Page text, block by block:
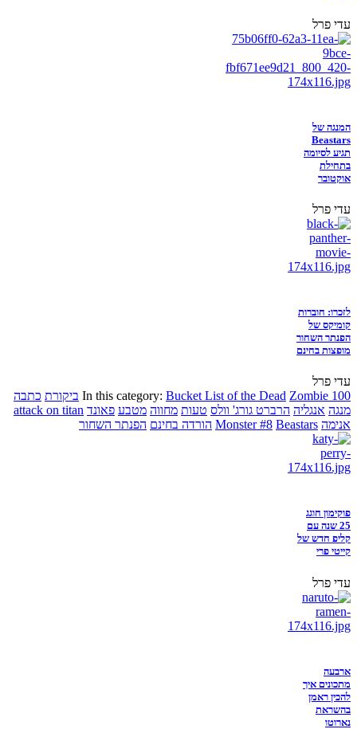
עדי פרל
המנגה של
Beastars
תגיע לסיומה
בתחילת
אוקטובר
עדי פרל
לזכרו: חוברות
קומיקס של
הפנתר השחור
מופצות בחינם
עדי פרל
In this category: Bucket List of the Dead Zombie 100 ביקורת כתבה
מנגה אנגליה הרברט גורג' וולס טעות מחווה מטבע פאונד attack on titan
אנימה
Monster #8 Beastars הורדה בחינם הפנתר השחור
פוקימון חוגג
25 שנה עם
קליפ חדש של
קייטי פרי
עדי פרל
ארבעה
מתכונים איך
להכין ראמן
בהשראת
נארוטו